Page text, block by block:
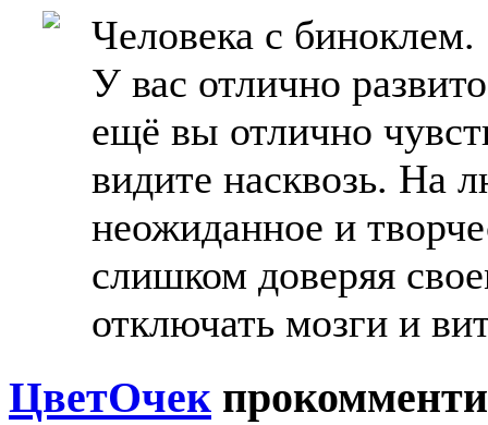
Человека с биноклем.
У вас отлично
ещё вы отлично
видите насквозь. На
неожиданное и
слишком доверяя
отключать мозги и
ЦветOчек